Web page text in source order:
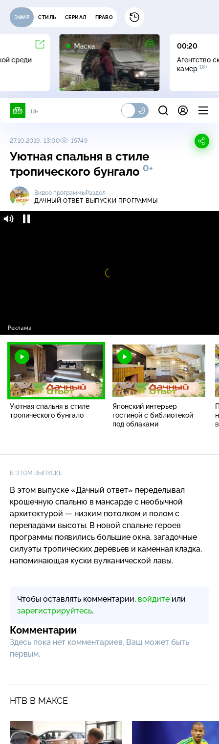
ЭФИР СТИЛЬ СЕРИАЛ ПРАВО
среди
Маска
00:20
Агентство
камер 16+
18+
27.10.2019, 13:00 15749
Уютная спальня в стиле
тропического бунгало 0+
Видео программы
ДАЧНЫЙ ОТВЕТ
Раздел
ВЫПУСКИ ПРОГРАММЫ
Видео
проигрыватель
Уютная спальня в стиле
тропического бунгало
Японский интерьер
гостиной с библиотекой
под облаками
В ЭТОМ ВЫПУСКЕ:
В этом выпуске «Дачный ответ» переделывал
крошечную спальню в мансарде с необычной
архитектурой — низким потолком и полом с
перепадами высоты. В новой спальне героев
программы появились большие окна, загадочные
силуэты тропических деревьев и каменная кладка,
напоминающая куски вулканической лавы.
Чтобы оставлять комментарии, войдите или
зарегистрируйтесь.
Комментарии
Здесь пока нет комментариев, Ваш может быть
первым.
НТВ В МАКСЕ